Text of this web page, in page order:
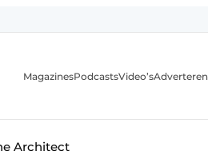
MagazinesPodcastsVideo’sAdverteren
Architect